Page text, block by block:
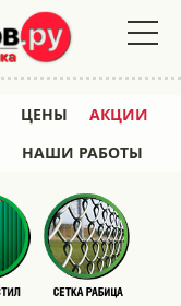
ЦЕНЫ
АКЦИИ
НАШИ РАБОТЫ